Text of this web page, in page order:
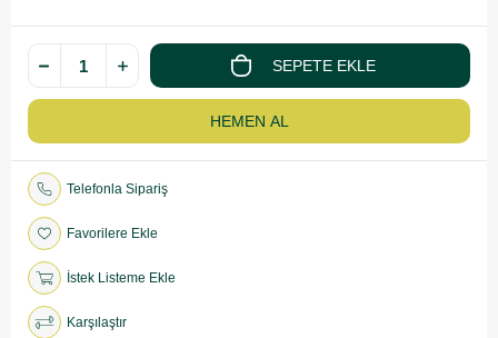
Telefonla Sipariş
Favorilere Ekle
İstek Listeme Ekle
Karşılaştır